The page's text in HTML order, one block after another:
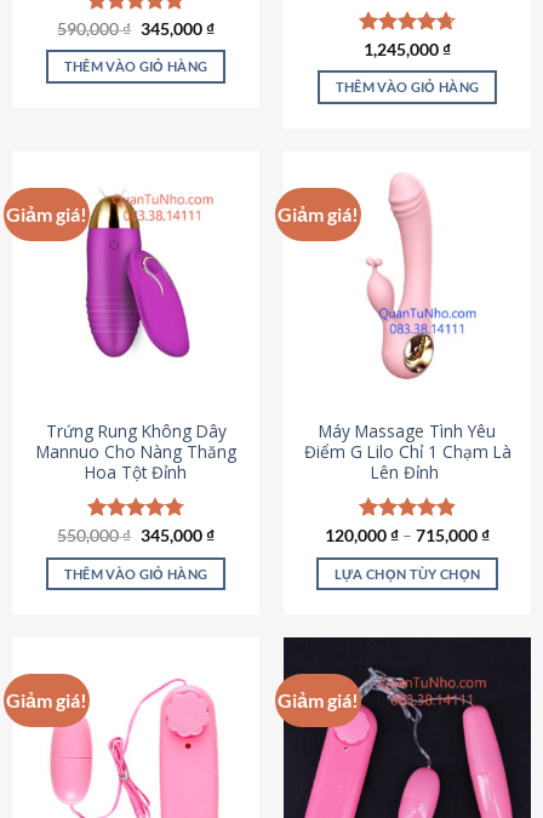
Được xếp
hạng4.79
5 sao
590,000₫ Giá
là:
590,000 ₫.
345,000₫Giá
tại
345,000 ₫.
THÊM VÀO GIỎ HÀNG
Được xếp
hạng4.73
5 sao
1,245,000₫
THÊM VÀO GIỎ HÀNG
Giảm giá!
Trứng Rung Không Dây
Mannuo Cho Nàng Thăng
Hoa Tột Đỉnh
Được xếp
hạng4.81
5 sao
550,000₫ Giá
là:
550,000 ₫.
345,000₫Giá
tại
THÊM VÀO GIỎ HÀNG
Giảm giá!
Máy Massage Tình Yêu
Điểm G Lilo Chỉ 1 Chạm Là
Lên Đỉnh
Được xếp
hạng4.85
5 sao
120,000₫ – 715,000₫
LỰA CHỌN TÙY CHỌN
có
nhiều
biến
thể.
Các
tùy
Giảm giá! Giảm giá!